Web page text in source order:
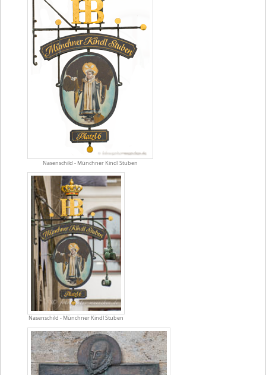
Nasenschild - Münchner Kindl Stuben
Nasenschild - Münchner Kindl Stuben